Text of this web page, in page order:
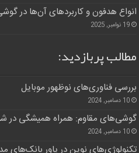
انواع هدفون و کاربردهای آن‌ها در
19 نوامبر, 2025
مطالب پربازدید:
بررسی فناوری‌های نوظهور موبایل
10 دسامبر, 2024
گوشی‌های مقاوم: همراه همیشگی در
10 دسامبر, 2024
تکنولوژی‌های نوین در پاور بانک‌های